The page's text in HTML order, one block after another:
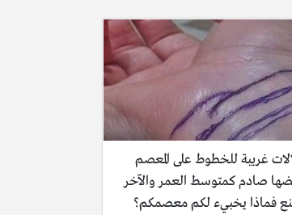
غريبة للخطوط على المعصم
صادم كمتوسط العمر والآخر
فماذا يخبيء لكم معصمكم؟